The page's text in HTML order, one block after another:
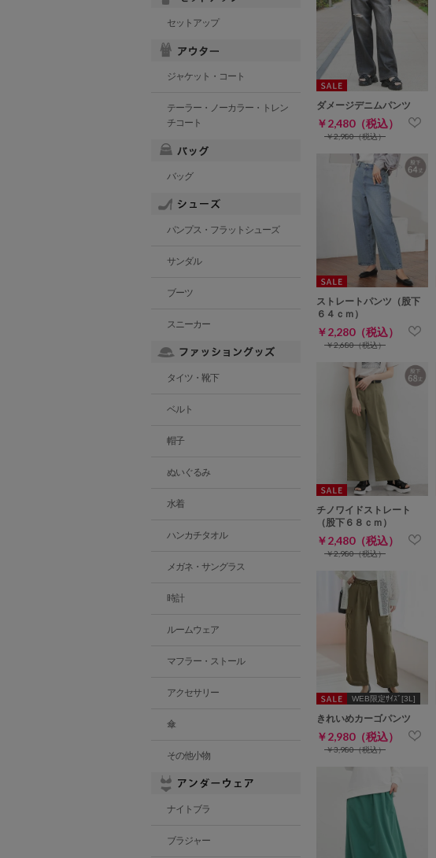
ダメージデニムパンツ
￥2,480（税込）
￥2,980（税込）
ストレートパンツ（股下
６４ｃｍ）
￥2,280（税込）
￥2,680（税込）
チノワイドストレート
（股下６８ｃｍ）
￥2,480（税込）
￥2,980（税込）
WEB限定ｻｲｽﾞ[3L]
きれいめカーゴパンツ
￥2,980（税込）
￥3,980（税込）
セットアップ
ジャケット・コート
テーラー・ノーカラー・トレン
チコート
バッグ
パンプス・フラットシューズ
サンダル
ブーツ
スニーカー
タイツ・靴下
ベルト
帽子
ぬいぐるみ
水着
ハンカチタオル
メガネ・サングラス
時計
ルームウェア
マフラー・ストール
アクセサリー
傘
その他小物
ナイトブラ
ブラジャー